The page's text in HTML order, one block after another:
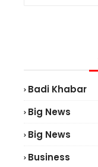
Badi Khabar
Big News
Big News
Business